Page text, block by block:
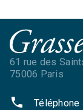
61 rue des
75006 Paris
phone Téléphone